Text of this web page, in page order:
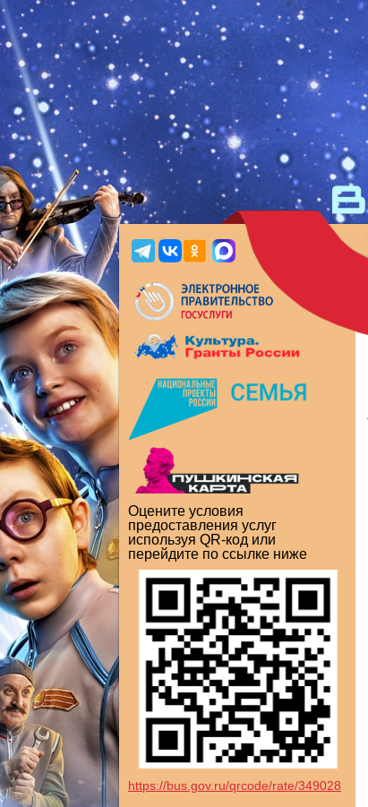
Оцените условия
предоставления услуг
используя QR-код или
перейдите по ссылке ниже
https://bus.gov.ru/qrcode/rate/349028